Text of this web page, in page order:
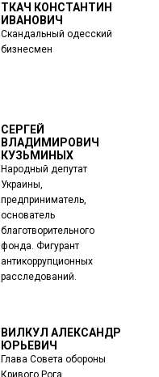
ТКАЧ КОНСТАНТИН
ИВАНОВИЧ
Скандальный одесский
бизнесмен
СЕРГЕЙ
ВЛАДИМИРОВИЧ
КУЗЬМИНЫХ
Народный депутат
Украины,
предприниматель,
основатель
благотворительного
фонда. Фигурант
антикоррупционных
расследований.
ВИЛКУЛ АЛЕКСАНДР
ЮРЬЕВИЧ
Глава Совета обороны
Кривого Рога